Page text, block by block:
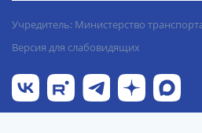
Учредитель: Министерство
Версия для слабовидящих